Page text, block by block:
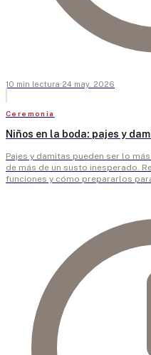
10 min lectura·24 may. 2026
Ceremonia
Niños en la boda: pajes y
Pajes y damitas pueden ser lo
de más de un susto inesperado.
funciones y cómo prepararlos